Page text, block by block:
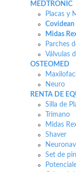
MEDTRONIC
Placas y
Covidean
Midas
Parches
Válvulas
OSTEOMED
Neuro
RENTA DE
Silla de
Trimano
Midas
Shaver
Set de